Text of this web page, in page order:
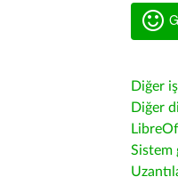
Diğer
Diğer
Sistem